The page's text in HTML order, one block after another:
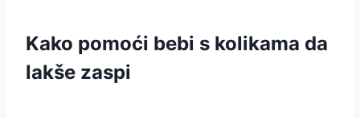
Kako pomoći bebi s kolikama da
lakše zaspi